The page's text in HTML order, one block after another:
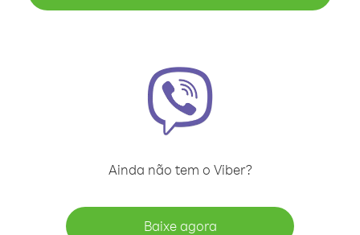
Ainda não tem o Viber?
Baixe agora